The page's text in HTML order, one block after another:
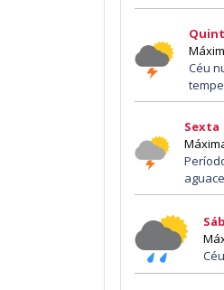
Céu
Sexta